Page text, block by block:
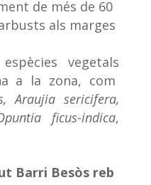
de més de 60
als marges
vegetals
a la zona, com
Araujia sericifera,
ficus-indica,
Barri Besòs reb